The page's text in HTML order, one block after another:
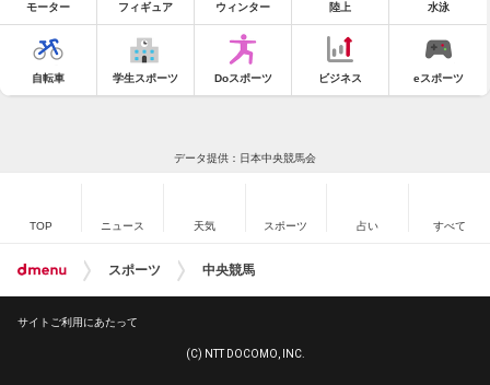
モーター フィギュア ウィンター 陸上 水泳
自転車 学生スポーツ Doスポーツ ビジネス eスポーツ
データ提供：日本中央競馬会
TOP ニュース 天気 スポーツ 占い すべて
スポーツ 中央競馬
サイトご利用にあたって
(C) NTT DOCOMO, INC.